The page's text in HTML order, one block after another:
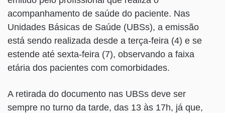
acompanhamento de saúde do paciente. Nas
Unidades Básicas de Saúde (UBSs), a emissão
está sendo realizada desde a terça-feira (4) e se
estende até sexta-feira (7), observando a faixa
etária dos pacientes com comorbidades.
A retirada do documento nas UBSs deve ser
sempre no turno da tarde, das 13 às 17h, já que,